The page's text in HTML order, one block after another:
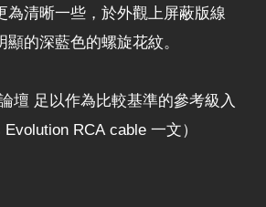
為清晰一些，於外觀上屏蔽版線
的深藍色的螺旋花紋。
壇 足以作為比較基準的參考級入
RCA cable 一文）